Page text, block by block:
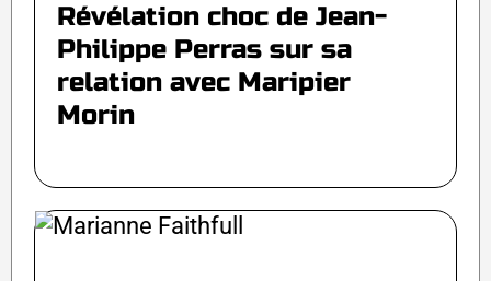
Révélation choc de Jean-
Philippe Perras sur sa
relation avec Maripier
Morin